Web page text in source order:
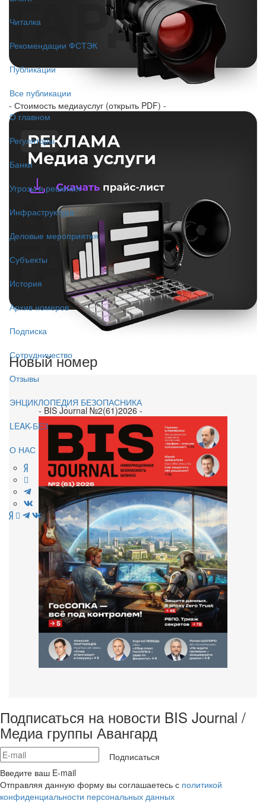
Читалка
Рекомендации ФСТЭК
Публикации
Все публикации
О главном
Регуляторы
Банки
Угрозы и решения
Инфраструктура
Деловые мероприятия
Субъекты
История
Архив номеров
Подписка
Сотрудничество
Отзывы
ЭНЦИКЛОПЕДИЯ БЕЗОПАСНИКА
LEAK-БЕЗ
О НАС
- Стоимость медиауслуг (открыть PDF) -
Новый номер
- BIS Journal №2(61)2026 -
Подписаться на новости BIS Journal /
Медиа группы Авангард
Подписаться
Введите ваш E-mail
Отправляя данную форму вы соглашаетесь с политикой
конфиденциальности персональных данных